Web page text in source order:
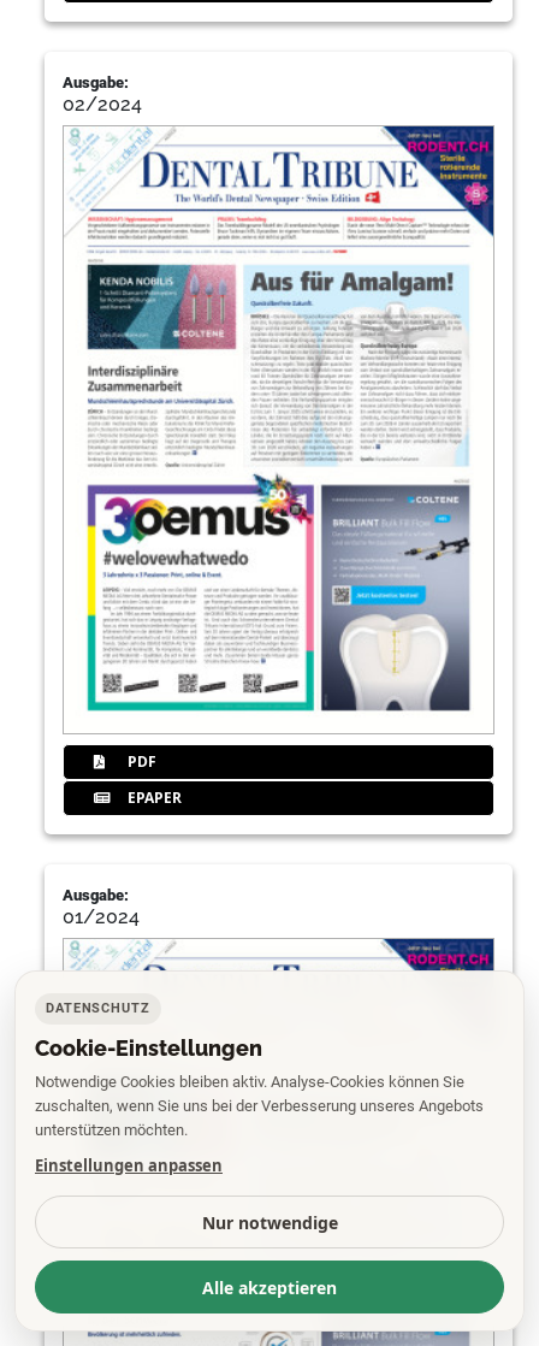
Ausgabe:
02/2024
PDF
EPAPER
Ausgabe:
01/2024
DATENSCHUTZ
Cookie-Einstellungen
Notwendige Cookies bleiben aktiv. Analyse-Cookies können Sie
zuschalten, wenn Sie uns bei der Verbesserung unseres Angebots
unterstützen möchten.
Einstellungen anpassen
Nur notwendige
Alle akzeptieren